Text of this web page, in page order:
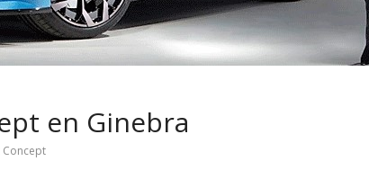
en Ginebra
Concept